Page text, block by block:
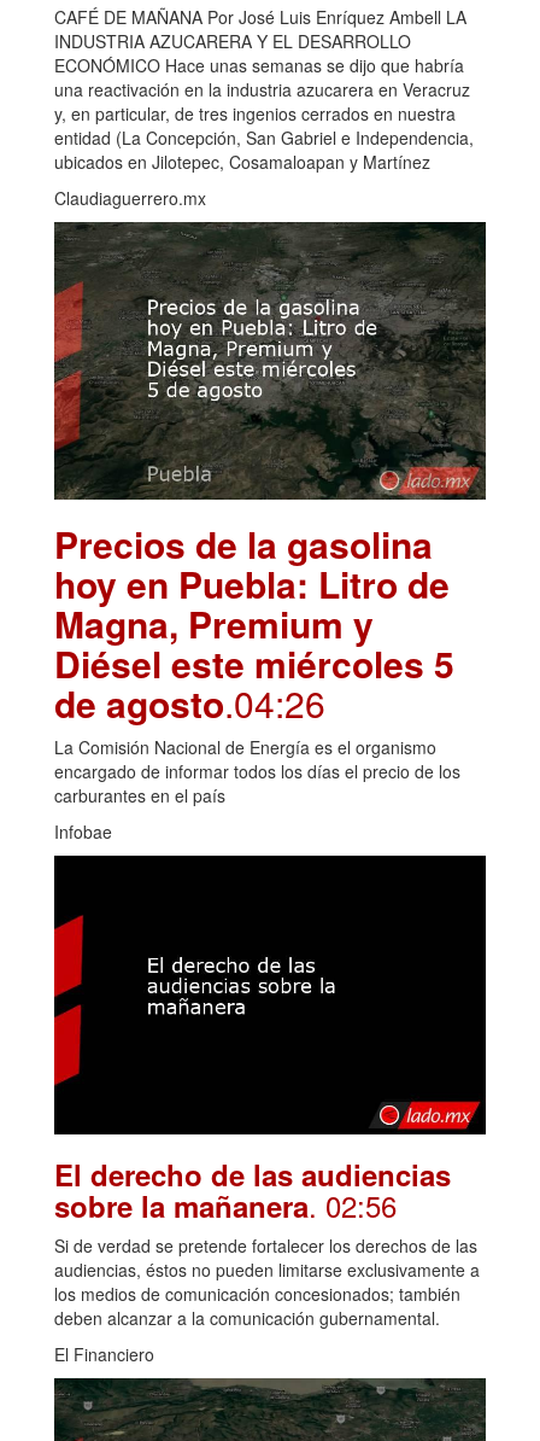
CAFÉ DE MAÑANA Por José Luis Enríquez Ambell LA
INDUSTRIA AZUCARERA Y EL DESARROLLO
ECONÓMICO Hace unas semanas se dijo que habría
una reactivación en la industria azucarera en Veracruz
y, en particular, de tres ingenios cerrados en nuestra
entidad (La Concepción, San Gabriel e Independencia,
ubicados en Jilotepec, Cosamaloapan y Martínez
Claudiaguerrero.mx
Precios de la gasolina
hoy en Puebla: Litro de
Magna, Premium y
Diésel este miércoles 5
de agosto.04:26
La Comisión Nacional de Energía es el organismo
encargado de informar todos los días el precio de los
carburantes en el país
Infobae
El derecho de las audiencias
sobre la mañanera. 02:56
Si de verdad se pretende fortalecer los derechos de las
audiencias, éstos no pueden limitarse exclusivamente a
los medios de comunicación concesionados; también
deben alcanzar a la comunicación gubernamental.
El Financiero